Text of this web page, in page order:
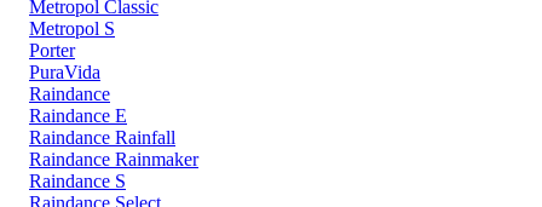
Metropol Classic
Metropol S
Porter
PuraVida
Raindance
Raindance E
Raindance Rainfall
Raindance Rainmaker
Raindance S
Raindance Select